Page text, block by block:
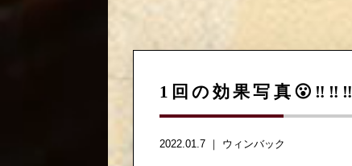
1回の効果写真😮‼️‼️‼️
2022.01.7 ｜ ウィンバック